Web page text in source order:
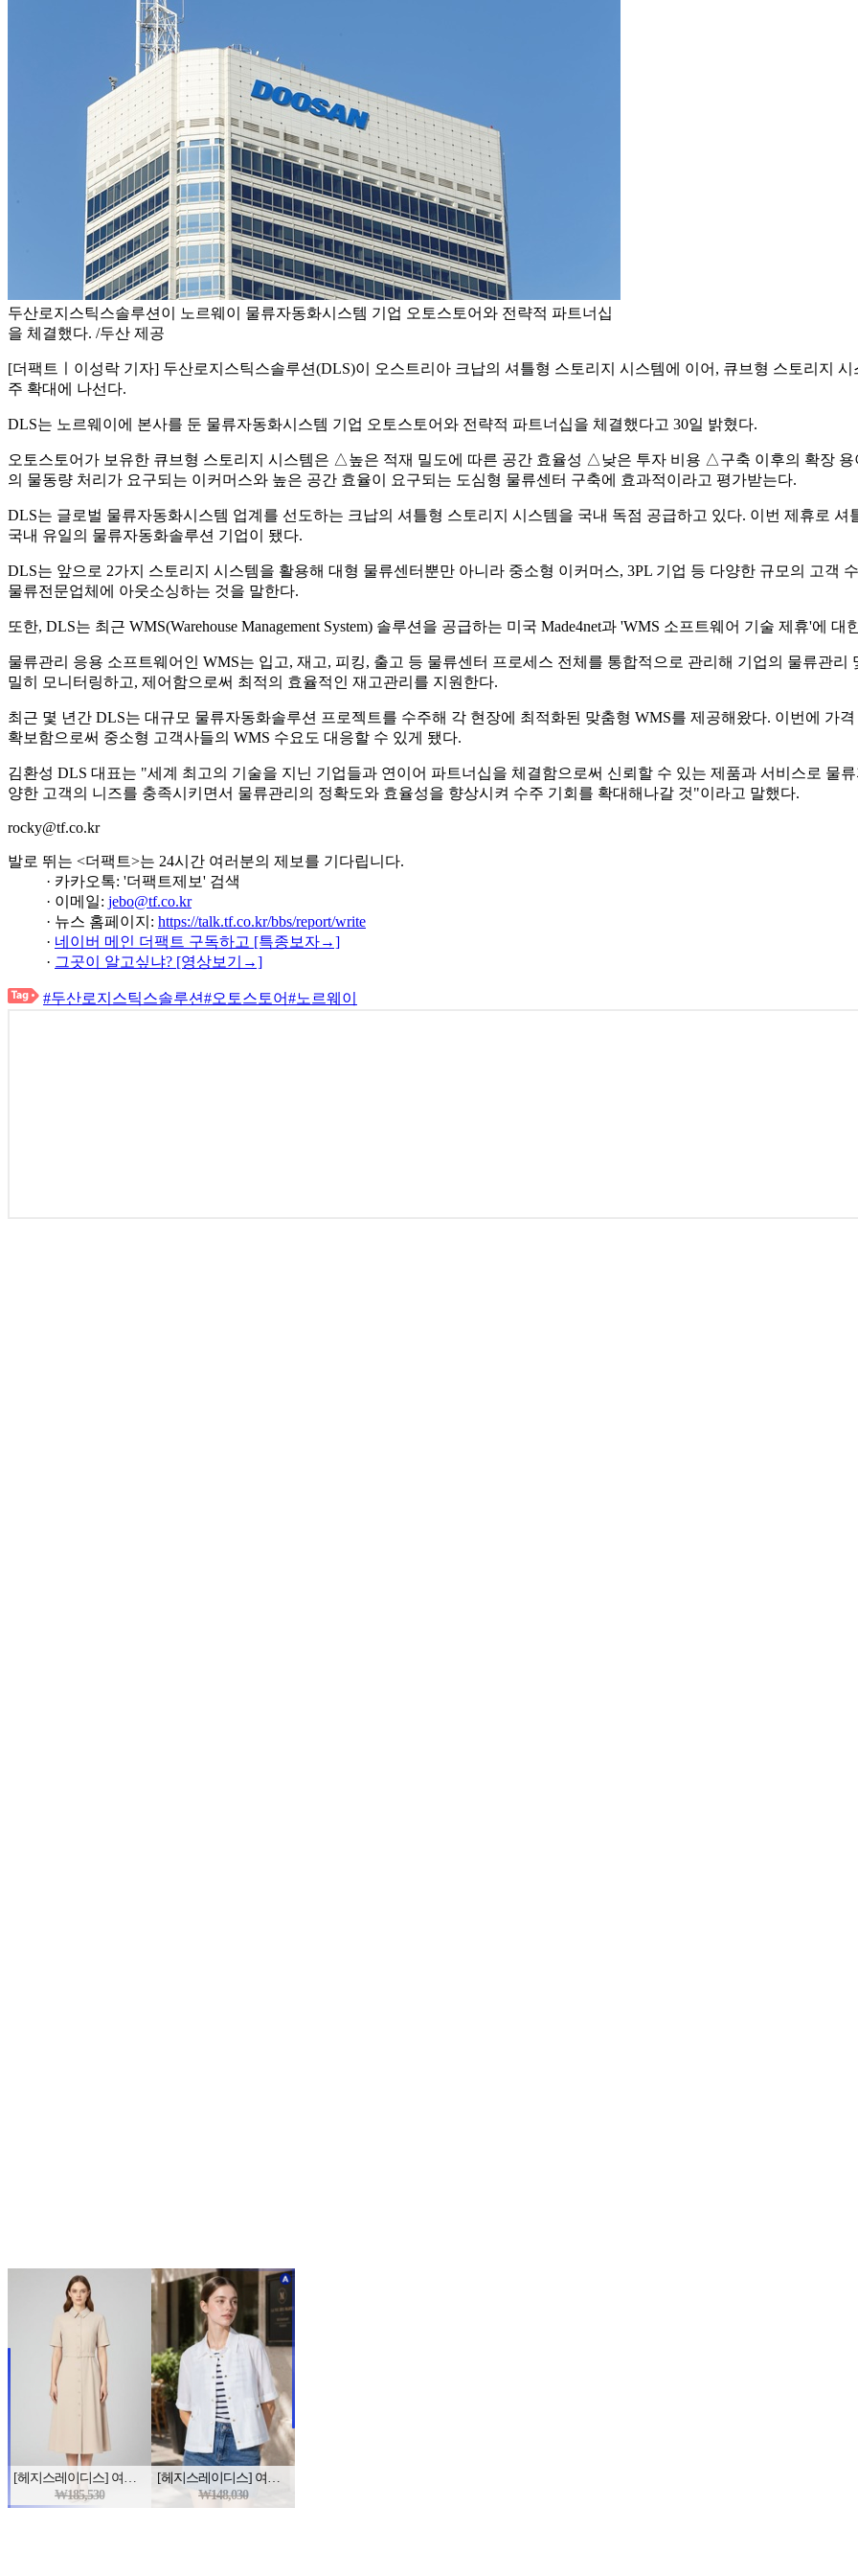
두산로지스틱스솔루션이 노르웨이 물류자동화시스템 기업 오토스토어와 전략적 파트너십
을 체결했다. /두산 제공
[더팩트ㅣ이성락 기자] 두산로지스틱스솔루션(DLS)이 오스트리아 크납의 셔틀형 스토리지 시스템에 이어, 큐브형 스토리지
주 확대에 나선다.
DLS는 노르웨이에 본사를 둔 물류자동화시스템 기업 오토스토어와 전략적 파트너십을 체결했다고 30일 밝혔다.
오토스토어가 보유한 큐브형 스토리지 시스템은 △높은 적재 밀도에 따른 공간 효율성 △낮은 투자 비용 △구축 이후의 확장
의 물동량 처리가 요구되는 이커머스와 높은 공간 효율이 요구되는 도심형 물류센터 구축에 효과적이라고 평가받는다.
DLS는 글로벌 물류자동화시스템 업계를 선도하는 크납의 셔틀형 스토리지 시스템을 국내 독점 공급하고 있다. 이번 제휴로
국내 유일의 물류자동화솔루션 기업이 됐다.
DLS는 앞으로 2가지 스토리지 시스템을 활용해 대형 물류센터뿐만 아니라 중소형 이커머스, 3PL 기업 등 다양한 규모의 고객
물류전문업체에 아웃소싱하는 것을 말한다.
또한, DLS는 최근 WMS(Warehouse Management System) 솔루션을 공급하는 미국 Made4net과 'WMS 소프트웨어 기술 제휴'에
물류관리 응용 소프트웨어인 WMS는 입고, 재고, 피킹, 출고 등 물류센터 프로세스 전체를 통합적으로 관리해 기업의 물류관
밀히 모니터링하고, 제어함으로써 최적의 효율적인 재고관리를 지원한다.
최근 몇 년간 DLS는 대규모 물류자동화솔루션 프로젝트를 수주해 각 현장에 최적화된 맞춤형 WMS를 제공해왔다. 이번에 가
확보함으로써 중소형 고객사들의 WMS 수요도 대응할 수 있게 됐다.
김환성 DLS 대표는 "세계 최고의 기술을 지닌 기업들과 연이어 파트너십을 체결함으로써 신뢰할 수 있는 제품과 서비스로 물
양한 고객의 니즈를 충족시키면서 물류관리의 정확도와 효율성을 향상시켜 수주 기회를 확대해나갈 것"이라고 말했다.
rocky@tf.co.kr
발로 뛰는 <더팩트>는 24시간 여러분의 제보를 기다립니다.
· 카카오톡: '더팩트제보' 검색
· 이메일: jebo@tf.co.kr
· 뉴스 홈페이지: https://talk.tf.co.kr/bbs/report/write
· 네이버 메인 더팩트 구독하고 [특종보자→]
· 그곳이 알고싶냐? [영상보기→]
#두산로지스틱스솔루션#오토스토어#노르웨이